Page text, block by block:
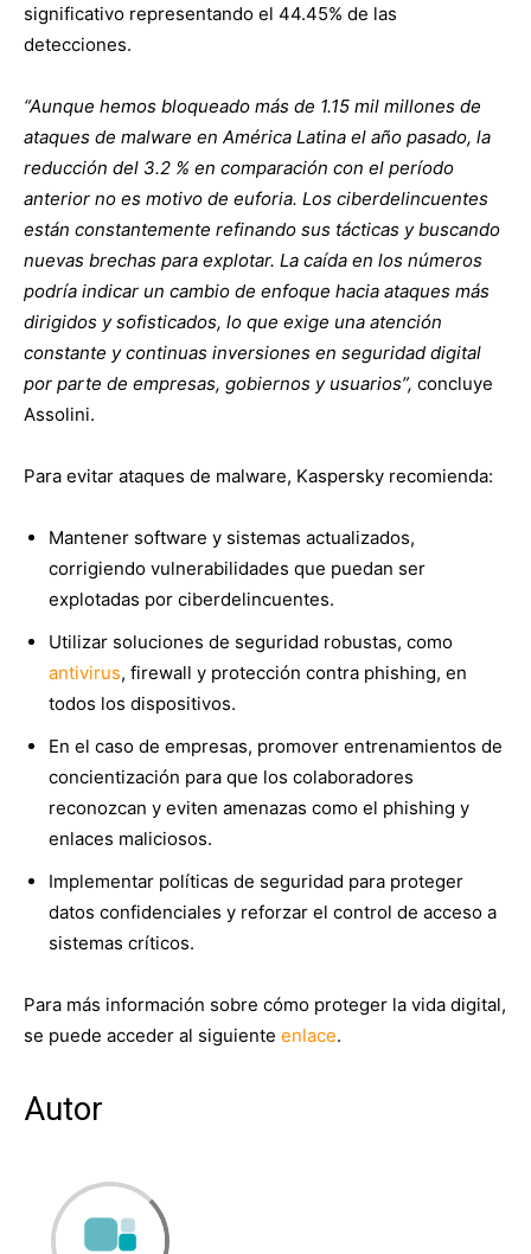
significativo representando el 44.45% de las
detecciones.
“Aunque hemos bloqueado más de 1.15 mil millones de
ataques de malware en América Latina el año pasado, la
reducción del 3.2 % en comparación con el período
anterior no es motivo de euforia. Los ciberdelincuentes
están constantemente refinando sus tácticas y buscando
nuevas brechas para explotar. La caída en los números
podría indicar un cambio de enfoque hacia ataques más
dirigidos y sofisticados, lo que exige una atención
constante y continuas inversiones en seguridad digital
por parte de empresas, gobiernos y usuarios”, concluye
Assolini.
Para evitar ataques de malware, Kaspersky recomienda:
Mantener software y sistemas actualizados,
corrigiendo vulnerabilidades que puedan ser
explotadas por ciberdelincuentes.
Utilizar soluciones de seguridad robustas, como
antivirus, firewall y protección contra phishing, en
todos los dispositivos.
En el caso de empresas, promover entrenamientos de
concientización para que los colaboradores
reconozcan y eviten amenazas como el phishing y
enlaces maliciosos.
Implementar políticas de seguridad para proteger
datos confidenciales y reforzar el control de acceso a
sistemas críticos.
Para más información sobre cómo proteger la vida digital,
se puede acceder al siguiente enlace.
Autor